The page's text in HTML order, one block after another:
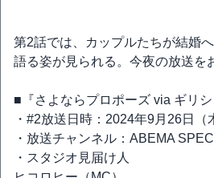
第2話では、カップルたちが結婚
語る姿が見られる。今夜の放送を
■『さよならプロポーズ via ギリ
・#2放送日時：2024年9月26日
・放送チャンネル：ABEMA
・スタジオ見届け人